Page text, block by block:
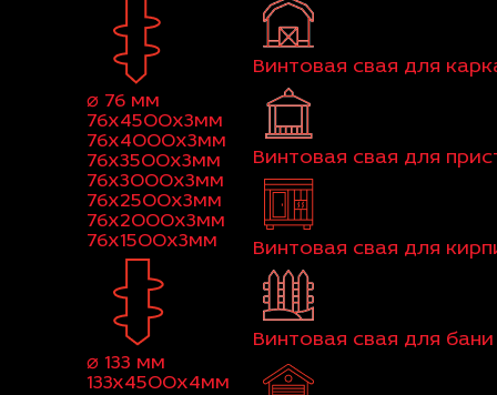
⌀ 76 мм
76x4500x3мм
76x4000x3мм
76x3500x3мм
76x3000x3мм
76x2500x3мм
76x2000x3мм
76x1500x3мм
⌀ 133 мм
133x4500x4мм
Винтовая свая для
Винтовая свая для
Винтовая свая для
Винтовая свая для бани